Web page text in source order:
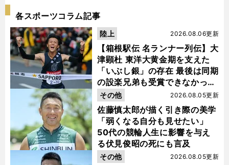
各スポーツコラム記事
【箱根駅伝 名ランナー列伝】大
津顕杜 東洋大黄金期を支えた
「いぶし銀」の存在 最後は同期
の設楽兄弟も受賞できなかった
金栗杯に輝く
2026.08.06更新
陸上
佐藤慎太郎が描く引き際の美学
「弱くなる自分も見せたい」
50代の競輪人生に影響を与え
る伏見俊昭の死にも言及
2026.08.05更新
その他
2026.08.05更新
その他